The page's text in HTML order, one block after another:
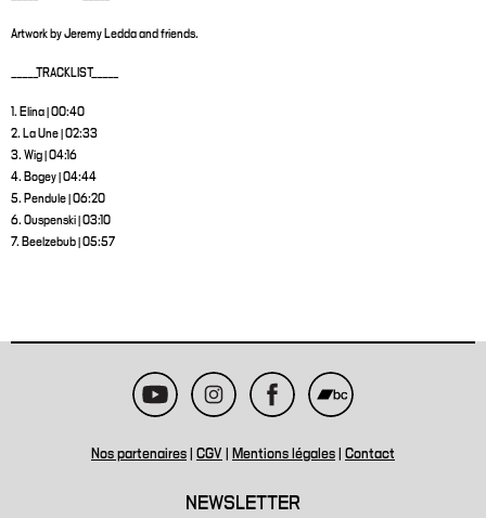
Artwork by Jeremy Ledda and friends.
_____TRACKLIST_____
1. Elina | 00:40
2. La Une | 02:33
3. Wig | 04:16
4. Bogey | 04:44
5. Pendule | 06:20
6. Ouspenski | 03:10
7. Beelzebub | 05:57
Nos partenaires CGV Mentions légales Contact
NEWSLETTER